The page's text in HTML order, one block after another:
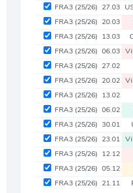
FRA3 (25/26) 27.03
FRA3 (25/26) 20.03
FRA3 (25/26) 13.03
FRA3 (25/26) 06.03
FRA3 (25/26) 27.02
FRA3 (25/26) 20.02
FRA3 (25/26) 13.02
FRA3 (25/26) 06.02
FRA3 (25/26) 30.01
FRA3 (25/26) 23.01
FRA3 (25/26) 12.12
FRA3 (25/26) 05.12
FRA3 (25/26) 21.11